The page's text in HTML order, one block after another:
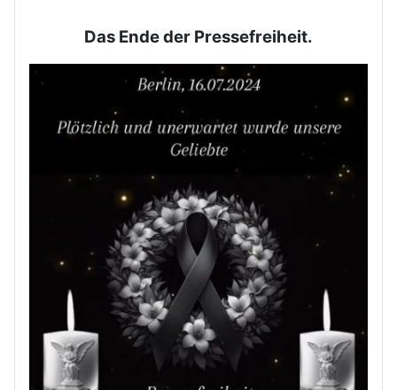
Das Ende der Pressefreiheit.